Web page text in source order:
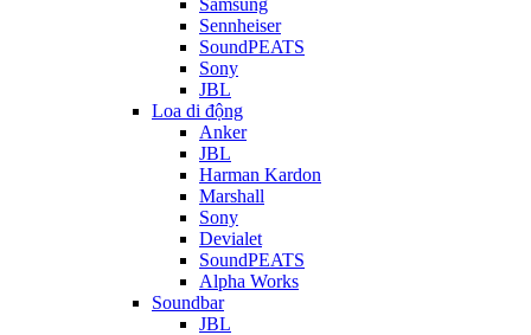
Samsung
Sennheiser
SoundPEATS
Sony
JBL
Loa di động
Anker
JBL
Harman Kardon
Marshall
Sony
Devialet
SoundPEATS
Alpha Works
Soundbar
JBL